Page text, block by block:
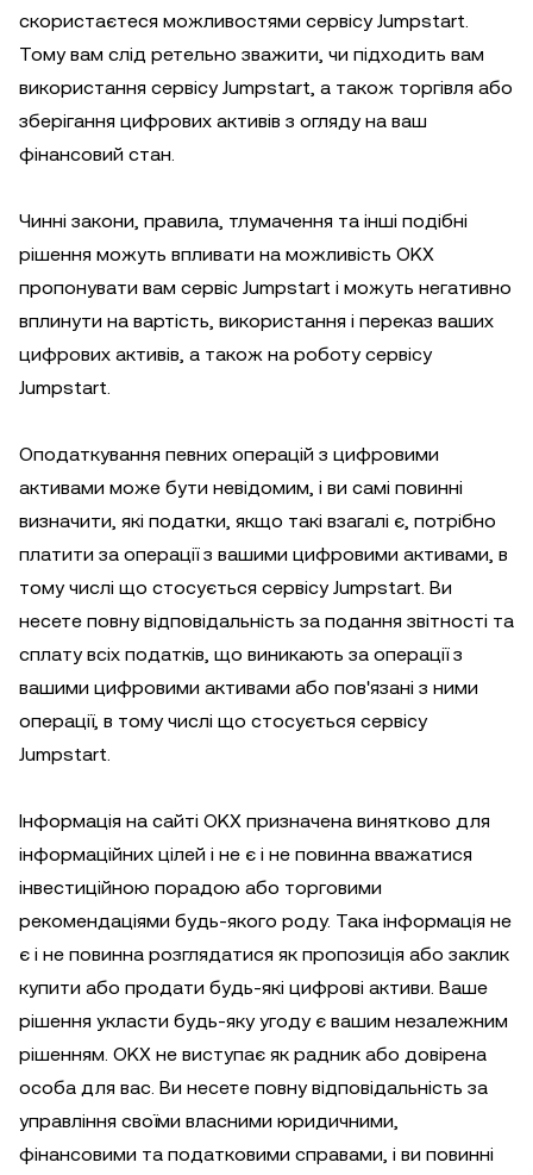
скористаєтеся можливостями сервісу Jumpstart.
Тому вам слід ретельно зважити, чи підходить вам
використання сервісу Jumpstart, а також торгівля або
зберігання цифрових активів з огляду на ваш
фінансовий стан.
Чинні закони, правила, тлумачення та інші подібні
рішення можуть впливати на можливість OKX
пропонувати вам сервіс Jumpstart і можуть негативно
вплинути на вартість, використання і переказ ваших
цифрових активів, а також на роботу сервісу
Jumpstart.
Оподаткування певних операцій з цифровими
активами може бути невідомим, і ви самі повинні
визначити, які податки, якщо такі взагалі є, потрібно
платити за операції з вашими цифровими активами, в
тому числі що стосується сервісу Jumpstart. Ви
несете повну відповідальність за подання звітності та
сплату всіх податків, що виникають за операції з
вашими цифровими активами або пов'язані з ними
операції, в тому числі що стосується сервісу
Jumpstart.
Інформація на сайті OKX призначена винятково для
інформаційних цілей і не є і не повинна вважатися
інвестиційною порадою або торговими
рекомендаціями будь-якого роду. Така інформація не
є і не повинна розглядатися як пропозиція або заклик
купити або продати будь-які цифрові активи. Ваше
рішення укласти будь-яку угоду є вашим незалежним
рішенням. OKX не виступає як радник або довірена
особа для вас. Ви несете повну відповідальність за
управління своїми власними юридичними,
фінансовими та податковими справами, і ви повинні